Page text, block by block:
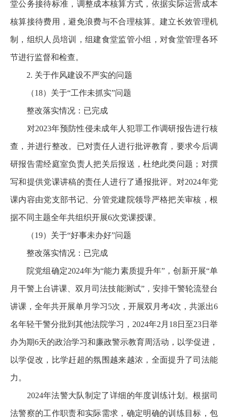
堂公务接待标准，调整成本核算方式，依据实际运营成本
核算接待费用，避免浪费与不合理核算。建立长效管理机
制，组织人员培训，组建食堂监管小组，对食堂管理各环
节进行监督和检查。
2. 关于作风建设不严实的问题
（18）关于“工作未抓实”问题
整改落实情况：已完成
对2023年预防性侵未成年人犯罪工作调研报告进行核
查，并进行整改。已对责任人进行批评教育，要求今后调
研报告需经庭室负责人把关后报送，杜绝此类问题；对撰
写和提供党课讲稿的责任人进行了通报批评。对2024年党
课内容由党支部书记、分管党建院领导严格把关审核，根
据不同主题全年共组织开展6次党课授课。
（19）关于“好事未办好”问题
整改落实情况：已完成
院党组确定2024年为“能力素质提升年”，创新开展“单
月干警上台讲课、双月司法技能测试”，安排干警轮流登台
讲课，全年共开展单月学习5次，开展双月考4次，共派出6
名年轻干警分批到其他法院学习，2024年2月18日至23日举
办为期6天的政治学习和廉政警示教育周活动，以学促进，
以学促改，比学赶超的氛围越来越浓，全面提升了司法能
力。
2024年法警大队制定了详细的年度训练计划。根据司
法警察的工作职责和实际需求，确定明确的训练目标，包